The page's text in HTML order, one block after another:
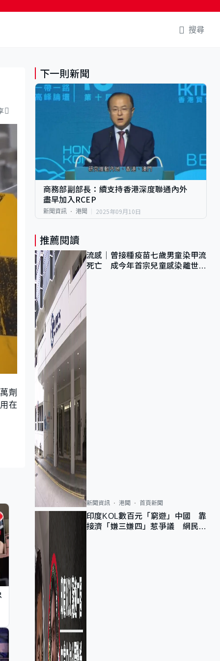
搜尋
劑
在
下一則新聞
商務部副部長：續支持香港深度聯通內外
盡早加入RCEP
新聞資訊 港聞 2025年09月10日
推薦閱讀
流感｜曾接種疫苗七歲男童染甲流
死亡 成今年首宗兒童感染離世個
新聞資訊 港聞 首頁新聞
印度KOL數百元「窮遊」中國 靠
接濟「嫌三嫌四」惹爭議 網民：